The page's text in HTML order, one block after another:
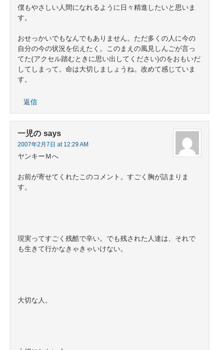
僕もやさしい人間になれるように日々精進したいと思いま
す。
おせっかいでもなんでもありません。ただ多くの人に今の
自分の今の状況を伝えたく。このまえの風見しんごが言っ
てた(アクセル踏むときに思い出してください)のをおもいだ
してしまって。命は大切しましょうね。改めて感じていま
す。
返信
一児の says
2007年2月7日 at 12:29 AM
ヤンキーＭへ
お前が寄せてくれたこのコメント。すごく胸が詰まりま
す。
現実ってすごく残酷で辛い。でも残された人達は、それで
も生きて行かなきゃきゃいけない。
大切な人。